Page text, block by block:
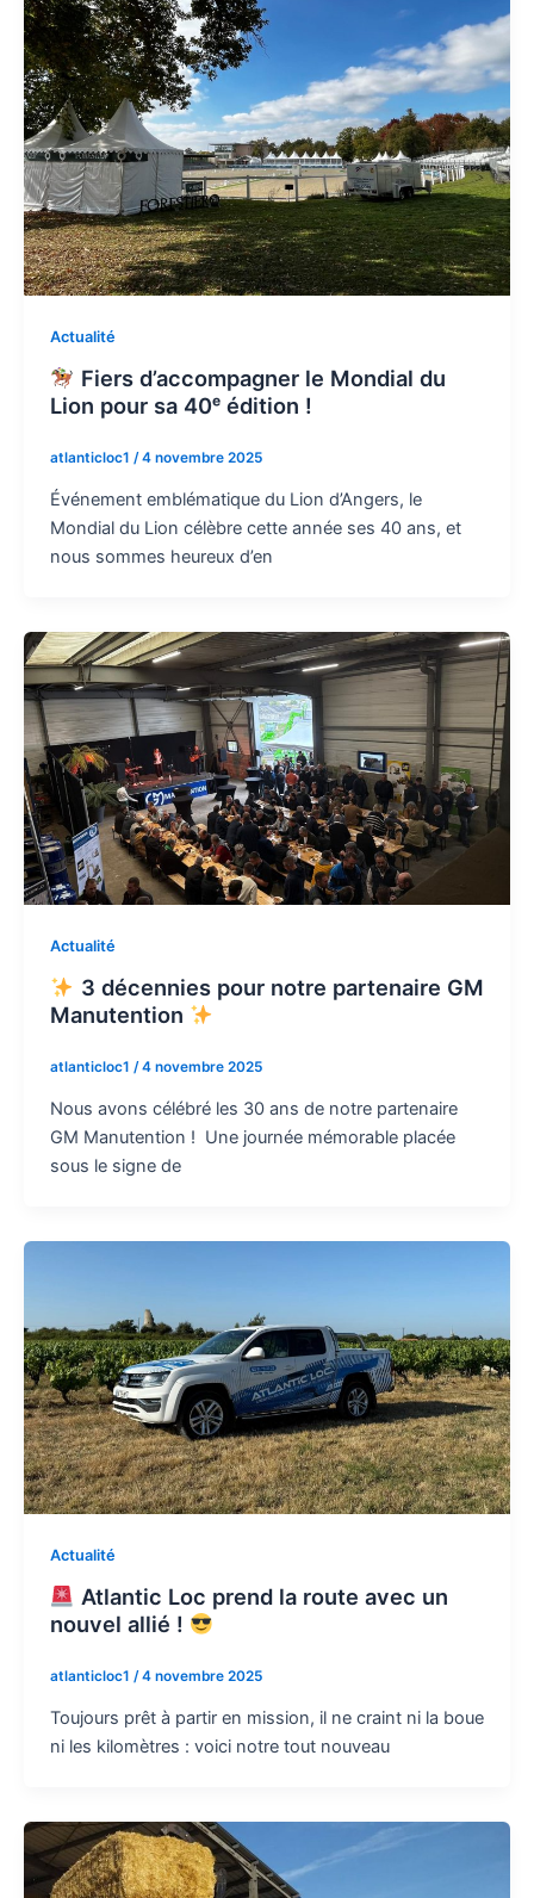
Actualité
Fiers d’accompagner le Mondial du
Lion pour sa 40ᵉ édition !
atlanticloc1 /4 novembre 2025
Événement emblématique du Lion d’Angers, le
Mondial du Lion célèbre cette année ses 40 ans, et
nous sommes heureux d’en
Actualité
3 décennies pour notre partenaire GM
Manutention
atlanticloc1 /4 novembre 2025
Nous avons célébré les 30 ans de notre partenaire
GM Manutention ! Une journée mémorable placée
sous le signe de
Actualité
Atlantic Loc prend la route avec un
nouvel allié !
atlanticloc1 /4 novembre 2025
Toujours prêt à partir en mission, il ne craint ni la boue
ni les kilomètres : voici notre tout nouveau